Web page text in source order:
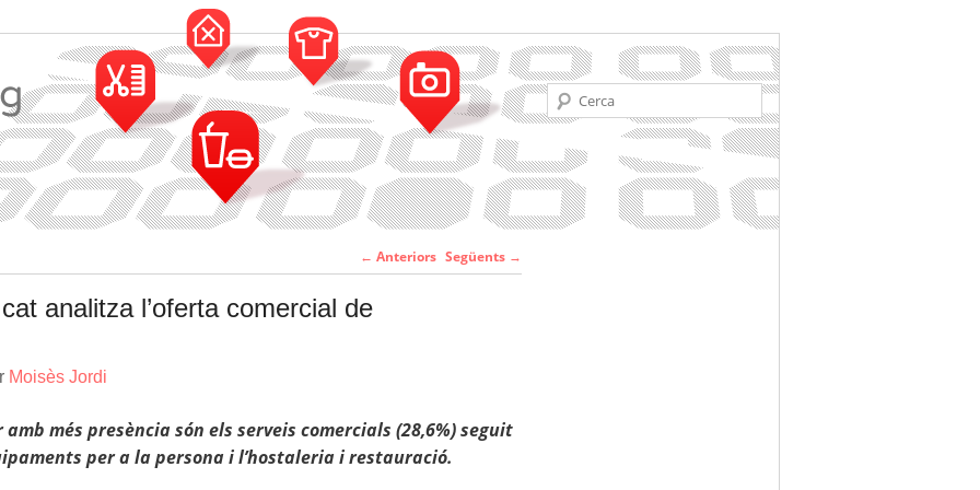
Cerca
Navegació per les
entrades
← Anteriors Següents →
analitza l’oferta comercial de
Moisès Jordi
amb més presència són els serveis comercials (28,6%) seguit
per a la persona i l’hostaleria i restauració.